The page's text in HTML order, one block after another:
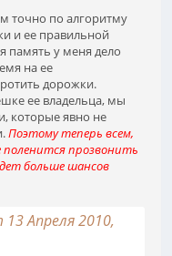
точно по алгоритму
и ее правильной
память у меня дело
на ее
дорожки.
ее владельца, мы
которые явно не
Поэтому теперь всем,
прозвонить
больше шансов
Апреля 2010,